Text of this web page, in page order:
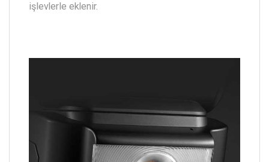
işlevlerle eklenir.